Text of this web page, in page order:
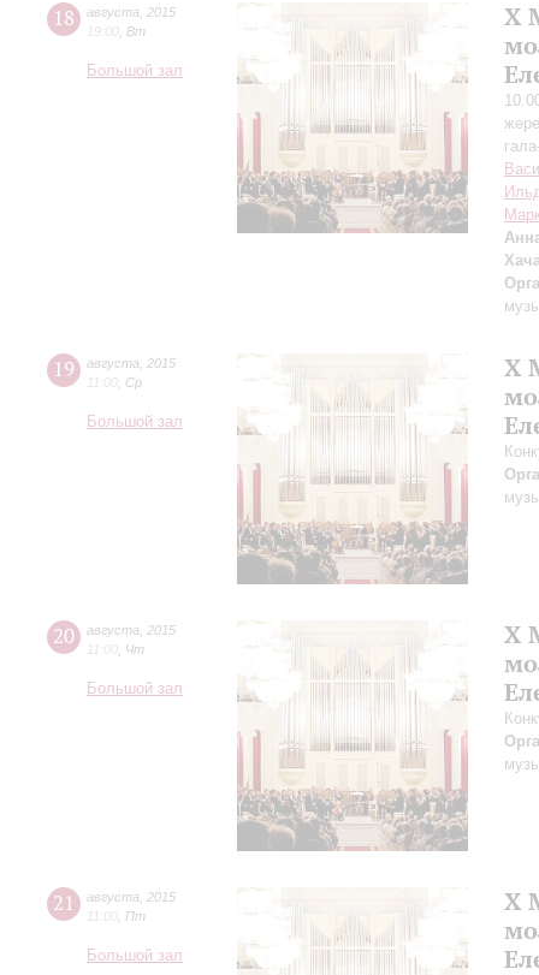
18 августа
2015
19:00 Вт
Большой зал
X
19 августа
2015
11:00 Ср
Большой зал
X
20 августа
2015
11:00 Чт
Большой зал
X
21 августа
2015
11:00 Пт
Большой зал
X